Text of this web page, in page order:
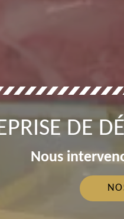
DE
Nous